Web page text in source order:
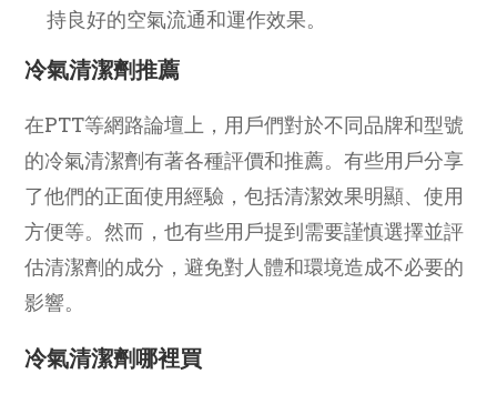
持良好的空氣流通和運作效果。
冷氣清潔劑推薦
在PTT等網路論壇上，用戶們對於不同品牌和型號
的冷氣清潔劑有著各種評價和推薦。有些用戶分享
了他們的正面使用經驗，包括清潔效果明顯、使用
方便等。然而，也有些用戶提到需要謹慎選擇並評
估清潔劑的成分，避免對人體和環境造成不必要的
影響。
冷氣清潔劑哪裡買